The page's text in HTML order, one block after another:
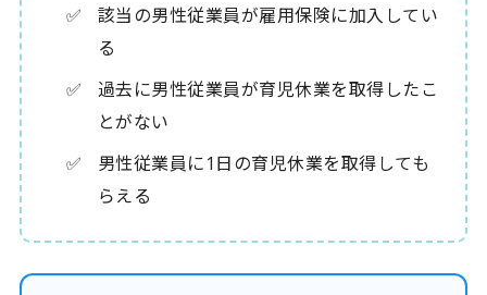
該当の男性従業員が雇用保険に加入してい
る
過去に男性従業員が育児休業を取得したこ
とがない
男性従業員に1日の育児休業を取得しても
らえる